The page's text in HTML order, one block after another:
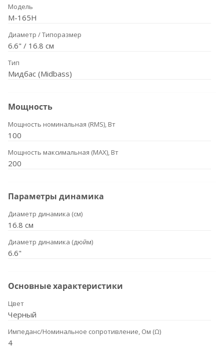
Модель
M-165H
Диаметр / Типоразмер
6.6" / 16.8 см
Тип
Мидбас (Midbass)
Мощность
Мощность номинальная (RMS), Вт
100
Мощность максимальная (MAX), Вт
200
Параметры динамика
Диаметр динамика (см)
16.8 см
Диаметр динамика (дюйм)
6.6"
Основные характеристики
Цвет
Черный
Импеданс/Номинальное сопротивление, Ом (Ω)
4